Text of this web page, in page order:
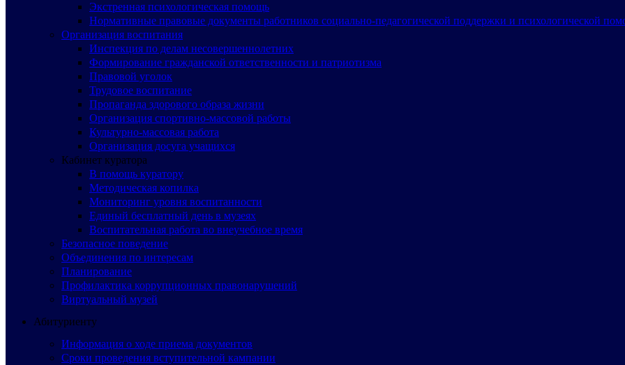
Экстренная психологическая помощь
Нормативные правовые документы работников социально-педагогической поддержки и психологической
Организация воспитания
Инспекция по делам несовершеннолетних
Формирование гражданской ответственности и патриотизма
Правовой уголок
Трудовое воспитание
Пропаганда здорового образа жизни
Организация спортивно-массовой работы
Культурно-массовая работа
Организация досуга учащихся
Кабинет куратора
В помощь куратору
Методическая копилка
Мониторинг уровня воспитанности
Единый бесплатный день в музеях
Воспитательная работа во внеучебное время
Безопасное поведение
Объединения по интересам
Планирование
Профилактика коррупционных правонарушений
Виртуальный музей
Абитуриенту
Информация о ходе приема документов
Сроки проведения вступительной кампании